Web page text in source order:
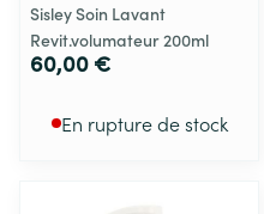
Sisley Soin Lavant
Revit.volumateur 200ml
60,00 €
En rupture de stock